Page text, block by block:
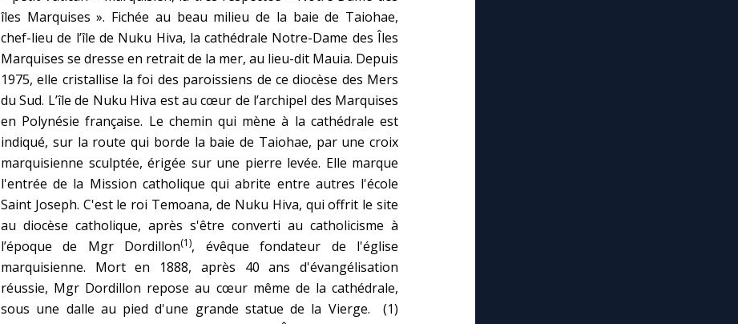
îles Marquises ». Fichée au beau milieu de la baie de Taiohae,
chef-lieu de l’île de Nuku Hiva, la cathédrale Notre-Dame des Îles
Marquises se dresse en retrait de la mer, au lieu-dit Mauia. Depuis
1975, elle cristallise la foi des paroissiens de ce diocèse des Mers
du Sud. L’île de Nuku Hiva est au cœur de l’archipel des Marquises
en Polynésie française. Le chemin qui mène à la cathédrale est
indiqué, sur la route qui borde la baie de Taiohae, par une croix
marquisienne sculptée, érigée sur une pierre levée. Elle marque
l'entrée de la Mission catholique qui abrite entre autres l'école
Saint Joseph. C'est le roi Temoana, de Nuku Hiva, qui offrit le site
au diocèse catholique, après s'être converti au catholicisme à
l’époque de Mgr Dordillon(1), évêque fondateur de l'église
marquisienne. Mort en 1888, après 40 ans d'évangélisation
réussie, Mgr Dordillon repose au cœur même de la cathédrale,
sous une dalle au pied d'une grande statue de la Vierge. (1)